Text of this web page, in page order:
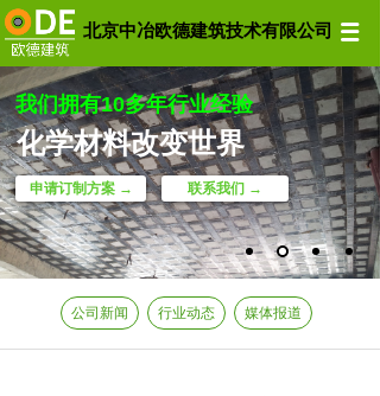
我们拥有10多年行业经验
化学材料改变世界
申请订制方案 → 联系我们 →
公司新闻 行业动态 媒体报道
北京中冶欧德建筑技术有限公司